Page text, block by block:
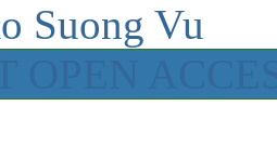
Suong Vu